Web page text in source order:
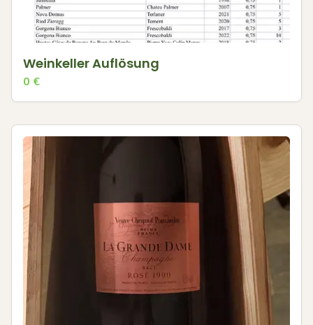
Weinkeller Auflösung
0 €